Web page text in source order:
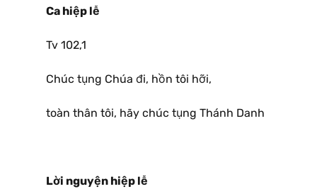
Ca hiệp lễ
Tv 102,1
Chúc tụng Chúa đi, hồn tôi hỡi,
toàn thân tôi, hãy chúc tụng Thánh Danh
Lời nguyện hiệp lễ